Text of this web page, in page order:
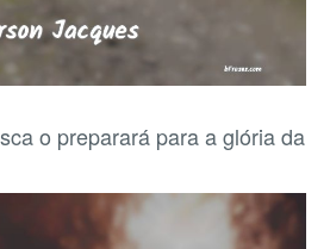
o preparará para a glória da